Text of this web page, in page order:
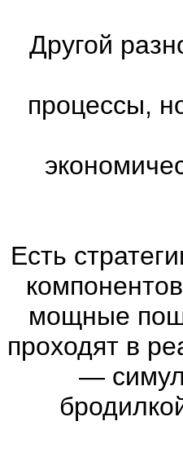
Другой
процессы,
Есть
мощные
проходят в
—